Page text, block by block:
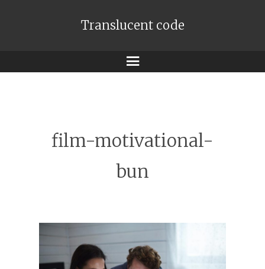
Translucent code
Meniu
film-motivational-
bun